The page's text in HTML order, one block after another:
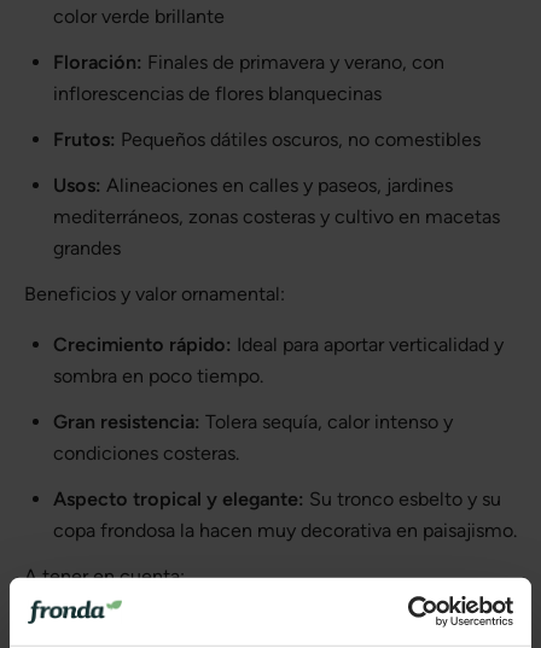
color verde brillante
Floración: Finales de primavera y verano, con
inflorescencias de flores blanquecinas
Frutos: Pequeños dátiles oscuros, no comestibles
Usos: Alineaciones en calles y paseos, jardines
mediterráneos, zonas costeras y cultivo en macetas
grandes
Beneficios y valor ornamental:
Crecimiento rápido: Ideal para aportar verticalidad y
sombra en poco tiempo.
Gran resistencia: Tolera sequía, calor intenso y
condiciones costeras.
Aspecto tropical y elegante: Su tronco esbelto y su
copa frondosa la hacen muy decorativa en paisajismo.
A tener en cuenta:
Altura considerable:
Su crecimiento en altura puede